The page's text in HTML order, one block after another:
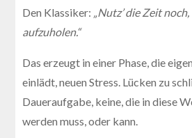
Den Klassiker: „Nutz’ die Zeit
aufzuholen.“
Das erzeugt in einer Phase, die
einlädt, neuen Stress. Lücken zu
Daueraufgabe, keine, die in diese
werden muss, oder kann.